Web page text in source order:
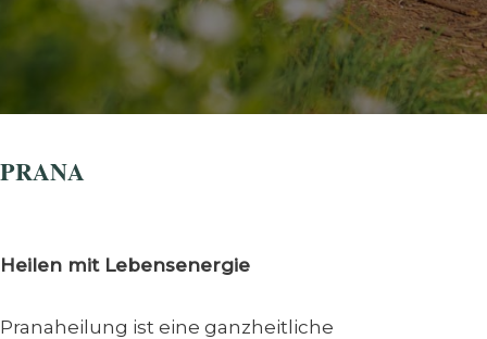
PRANA
Heilen mit Lebensenergie
Pranaheilung ist eine ganzheitliche